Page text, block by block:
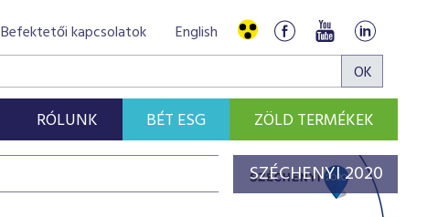
Befektetői kapcsolatok English
RÓLUNK BÉT ESG ZÖLD TERMÉKEK
SZÉCHENYI 2020